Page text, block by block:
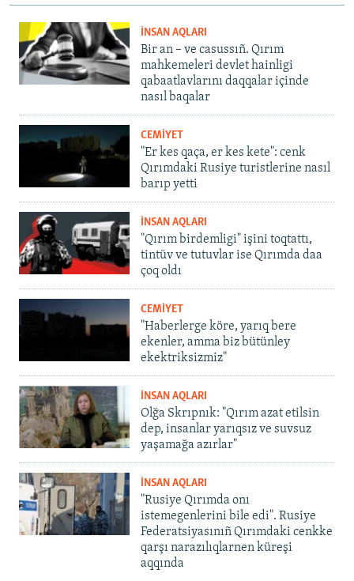
İNSAN AQLARI
Bir an – ve casussıñ. Qırım
mahkemeleri devlet hainligi
qabaatlavlarını daqqalar içinde
nasıl baqalar
CEMİYET
"Er kes qaça, er kes kete": cenk
Qırımdaki Rusiye turistlerine nasıl
barıp yetti
İNSAN AQLARI
"Qırım birdemligi" işini toqtattı,
tintüv ve tutuvlar ise Qırımda daa
çoq oldı
CEMİYET
"Haberlerge köre, yarıq bere
ekenler, amma biz bütünley
ekektriksizmiz"
İNSAN AQLARI
Olğa Skrıpnık: "Qırım azat etilsin
dep, insanlar yarıqsız ve suvsuz
yaşamağa azırlar"
İNSAN AQLARI
"Rusiye Qırımda onı
istemegenlerini bile edi". Rusiye
Federatsiyasınıñ Qırımdaki cenkke
qarşı narazılıqlarnen küreşi
aqqında